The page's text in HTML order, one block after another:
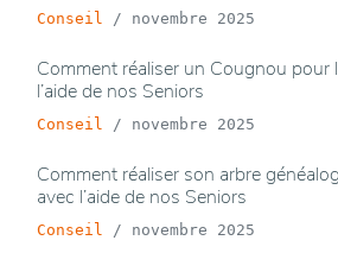
Conseil / novembre 2025
Comment réaliser un Cougnou pour
l’aide de nos Seniors
Conseil / novembre 2025
Comment réaliser son arbre
avec l’aide de nos Seniors
Conseil / novembre 2025